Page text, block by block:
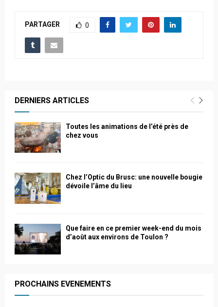
PARTAGER 0
DERNIERS ARTICLES
Toutes les animations de l’été près de
chez vous
Chez l’Optic du Brusc: une nouvelle bougie
dévoile l’âme du lieu
Que faire en ce premier week-end du mois
d’août aux environs de Toulon ?
PROCHAINS EVENEMENTS